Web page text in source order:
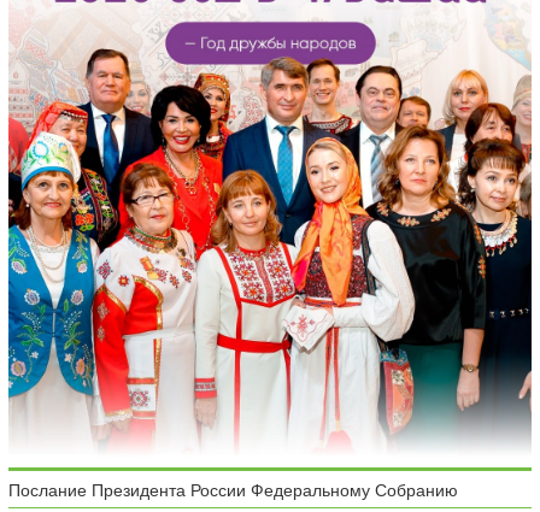
Послание Президента России Федеральному Собранию